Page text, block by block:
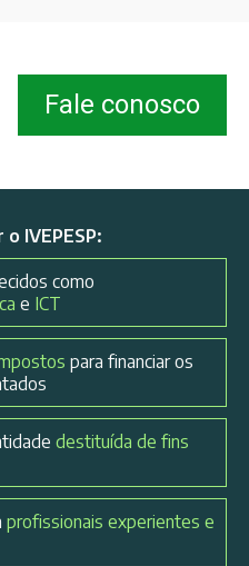
Fale conosco
IVEPESP:
como
e ICT
para financiar os
destituída de fins
profissionais experientes e